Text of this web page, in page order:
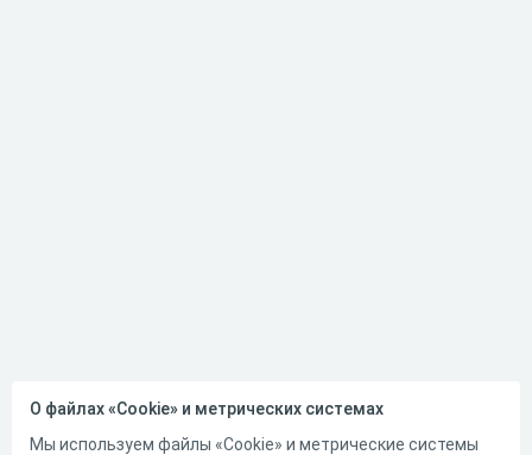
О файлах «Cookie» и метрических системах
Мы используем файлы «Cookie» и метрические системы